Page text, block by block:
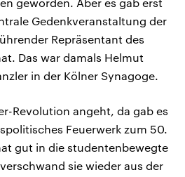
Gedenkveranstaltung der
Repräsentant des
Das war damals Helmut
in der Kölner Synagoge.
Revolution angeht, da gab es
Feuerwerk zum 50.
gut in die studentenbewegte
sie wieder aus der